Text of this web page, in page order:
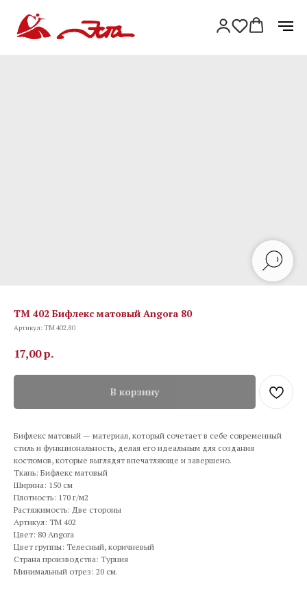
TM 402 Бифлекс матовый Angora 80
Артикул:TM 402.80
17,00р.
В корзину
Бифлекс матовый — материал, который сочетает в себе современный
стиль и функциональность, делая его идеальным для создания
костюмов, которые выглядят впечатляюще и завершено.
Ткань: Бифлекс матовый
Ширина: 150 см
Плотность: 170 г/м2
Растяжимость: Две стороны
Артикул: TM 402
Цвет: 80 Angora
Цвет группы: Телесный, коричневый
Страна производства: Турция
Минимальный отрез: 20 см.